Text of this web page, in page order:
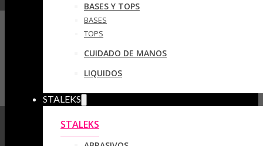
BASES Y TOPS
BASES
TOPS
CUIDADO DE MANOS
LIQUIDOS
STALEKS
STALEKS